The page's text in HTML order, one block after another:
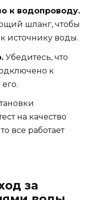
к водопроводу.
шланг, чтобы
источнику воды.
Убедитесь, что
к
на качество
все работает
за